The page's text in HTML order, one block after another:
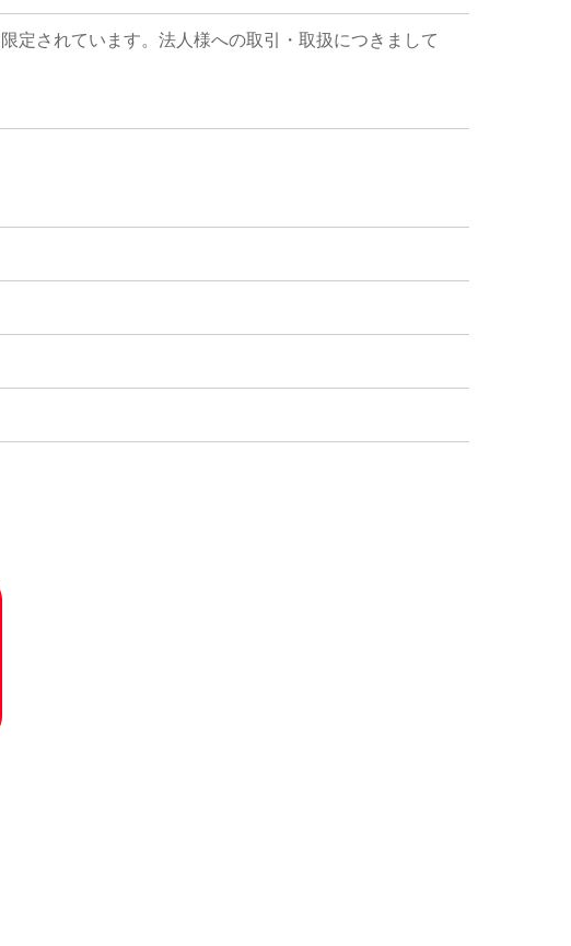
定されています。法人様への取引・取扱につきまして